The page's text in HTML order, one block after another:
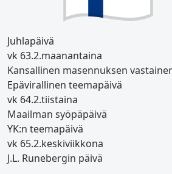
Juhlapäivä
vk 63.2.maanantaina
Kansallinen masennuksen
Epävirallinen teemapäivä
vk 64.2.tiistaina
Maailman syöpäpäivä
YK:n teemapäivä
vk 65.2.keskiviikkona
J.L. Runebergin päivä